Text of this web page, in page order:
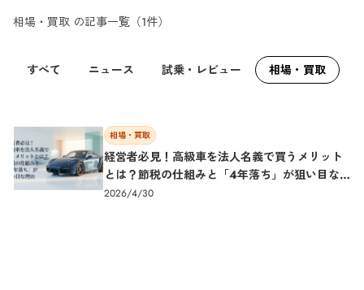
相場・買取 の記事一覧（1件）
すべて ニュース 試乗・レビュー 相場・買取
相場・買取
経営者必見！高級車を法人名義で買うメリット
とは？節税の仕組みと「4年落ち」が狙い目な理
由（杉並区Cargent)
2026/4/30